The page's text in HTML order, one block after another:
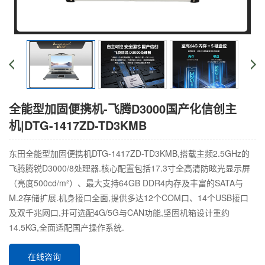
全能型加固便携机-飞腾D3000国产化信创主
机|DTG-1417ZD-TD3KMB
东田全能型加固便携机DTG-1417ZD-TD3KMB,搭载主频2.5GHz的
飞腾腾锐D3000/8处理器.核心配置包括17.3寸全高清防眩光显示屏
（亮度500cd/m²）、最大支持64GB DDR4内存及丰富的SATA与
M.2存储扩展.机身接口全面,提供多达12个COM口、14个USB接口
及双千兆网口,并可选配4G/5G与CAN功能,坚固机箱设计重约
14.5KG,全面适配国产操作系统.
在线咨询